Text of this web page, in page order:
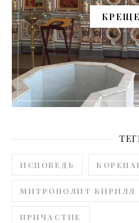
ИСПОВЕДЬ
МИТРОПОЛИТ КИРИЛЛ
ПРИЧАСТИЕ